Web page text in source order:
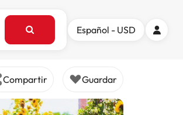
Español - USD
Compartir Guardar